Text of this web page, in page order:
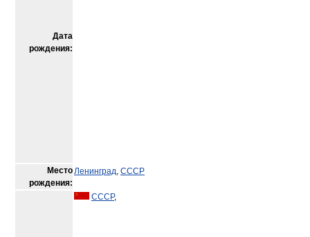
Дата
рождения:
Место
рождения:
Ленинград, СССР
СССР,